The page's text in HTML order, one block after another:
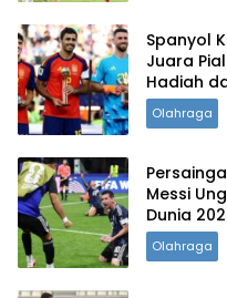
Spanyol
Juara
Hadiah
Olahraga
Messi
Dunia
Olahraga